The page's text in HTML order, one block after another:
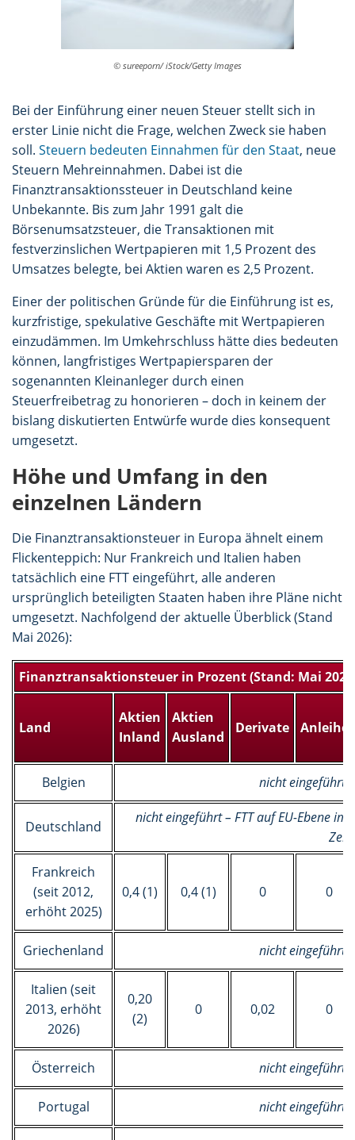
© sureeporn/ iStock/Getty Images
Bei der Einführung einer neuen Steuer stellt sich in
erster Linie nicht die Frage, welchen Zweck sie haben
soll. Steuern bedeuten Einnahmen für den Staat, neue
Steuern Mehreinnahmen. Dabei ist die
Finanztransaktionssteuer in Deutschland keine
Unbekannte. Bis zum Jahr 1991 galt die
Börsenumsatzsteuer, die Transaktionen mit
festverzinslichen Wertpapieren mit 1,5 Prozent des
Umsatzes belegte, bei Aktien waren es 2,5 Prozent.
Einer der politischen Gründe für die Einführung ist es,
kurzfristige, spekulative Geschäfte mit Wertpapieren
einzudämmen. Im Umkehrschluss hätte dies bedeuten
können, langfristiges Wertpapiersparen der
sogenannten Kleinanleger durch einen
Steuerfreibetrag zu honorieren – doch in keinem der
bislang diskutierten Entwürfe wurde dies konsequent
umgesetzt.
Höhe und Umfang in den
einzelnen Ländern
Die Finanztransaktionsteuer in Europa ähnelt einem
Flickenteppich: Nur Frankreich und Italien haben
tatsächlich eine FTT eingeführt, alle anderen
ursprünglich beteiligten Staaten haben ihre Pläne nicht
umgesetzt. Nachfolgend der aktuelle Überblick (Stand
Mai 2026):
Finanztransaktionsteuer in Prozent (Stand: Mai
Land
Aktien
Inland
Aktien
Ausland
Derivate
Belgien nicht eingeführt
Deutschland
nicht eingeführt – FTT auf EU-Ebene
Frankreich
(seit 2012,
erhöht 2025)
0,4 (1) 0,4 (1) 0 0
Griechenland nicht eingeführt
Italien (seit
2013, erhöht
2026)
0,20
(2)
0 0,02 0
Österreich nicht eingeführt
Portugal nicht eingeführt